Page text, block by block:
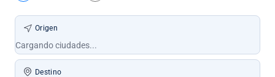
Origen
Destino